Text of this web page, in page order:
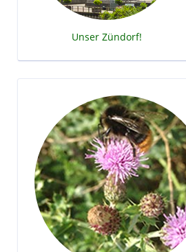
Unser Zündorf!